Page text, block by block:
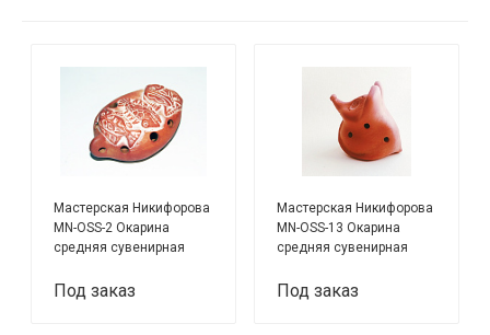
Мастерская Никифорова
MN-OSS-2 Окарина
средняя сувенирная
Под заказ
Мастерская Никифорова
MN-OSS-13 Окарина
средняя сувенирная
Под заказ